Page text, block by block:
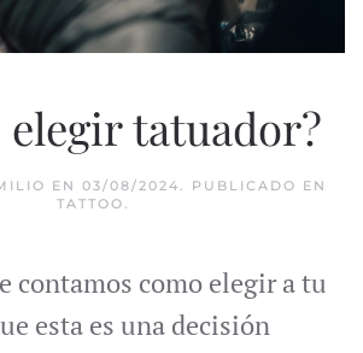
elegir tatuador?
EN 03/08/2024
. PUBLICADO EN
TATTOO
contamos como elegir a tu
esta es una decisión